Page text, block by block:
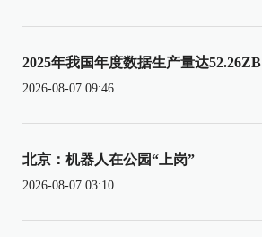
2025年我国年度数据生产量达52.26ZB
2026-08-07 09:46
北京：机器人在公园“上岗”
2026-08-07 03:10